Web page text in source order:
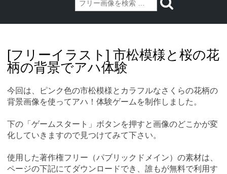
content[フリーイラスト] 市松模様と桜の花
柄の背景でアハ体験
今回は、ピンク色の市松模様とカラフルなさくらの花柄の
背景画像を使ってアハ！体験ゲームを制作しました。
下の「ゲームスタート」ボタンを押すと画像のどこかが変
化していきますので見つけてみて下さい。
使用した著作権フリー（パブリックドメイン）の素材は、
ページの下記にてダウンロードでき、誰もが無料で利用す